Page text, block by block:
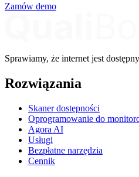
Zamów demo
Sprawiamy, że internet jest
Rozwiązania
Skaner dostępności
Oprogramowanie do
Agora AI
Usługi
Bezpłatne narzędzia
Cennik